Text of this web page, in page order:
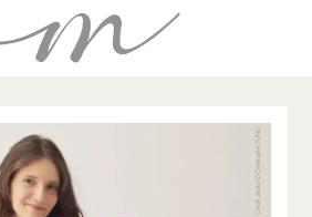
Crédit photo © Christophe JUNG